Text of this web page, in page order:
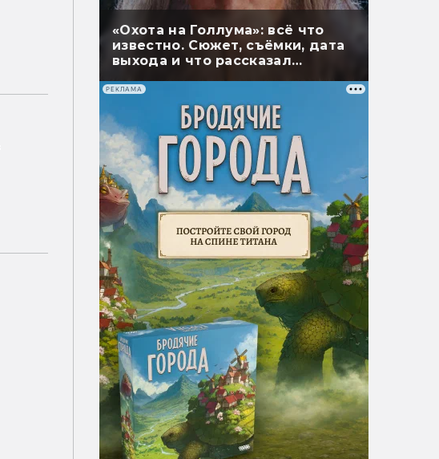
«Охота на Голлума»: всё что
известно. Сюжет, съёмки, дата
выхода и что рассказал
РЕКЛАМА